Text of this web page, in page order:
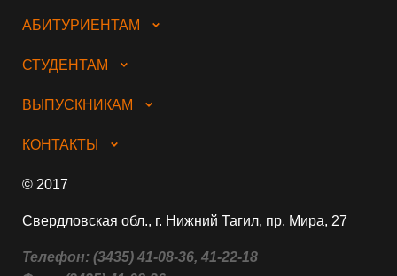
АБИТУРИЕНТАМ
СТУДЕНТАМ
ВЫПУСКНИКАМ
КОНТАКТЫ
© 2017
Свердловская обл., г. Нижний Тагил, пр. Мира, 27
Телефон: (3435) 41-08-36, 41-22-18